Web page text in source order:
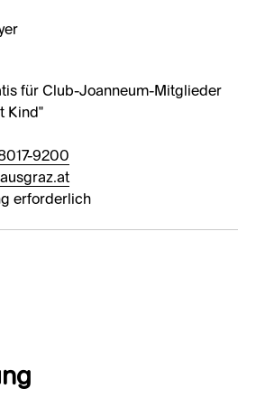
für Club-Joanneum-Mitglieder
Kind"
9200
erforderlich